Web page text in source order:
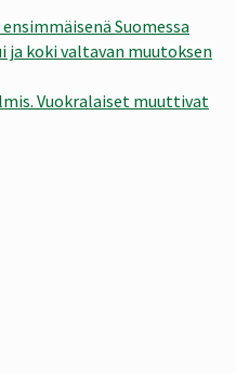
Suomessa
ja koki valtavan muutoksen
Vuokralaiset muuttivat